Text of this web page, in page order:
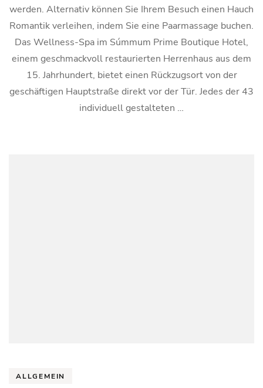
werden. Alternativ können Sie Ihrem Besuch einen Hauch
Romantik verleihen, indem Sie eine Paarmassage buchen.
Das Wellness-Spa im Súmmum Prime Boutique Hotel,
einem geschmackvoll restaurierten Herrenhaus aus dem
15. Jahrhundert, bietet einen Rückzugsort von der
geschäftigen Hauptstraße direkt vor der Tür. Jedes der 43
individuell gestalteten …
ALLGEMEIN